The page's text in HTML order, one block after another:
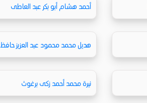
أحمد هشام أبو بكر عبد العاطى
هديل محمد محمود عبد العزيز حافظ
نيرة محمد أحمد زكى برغوث